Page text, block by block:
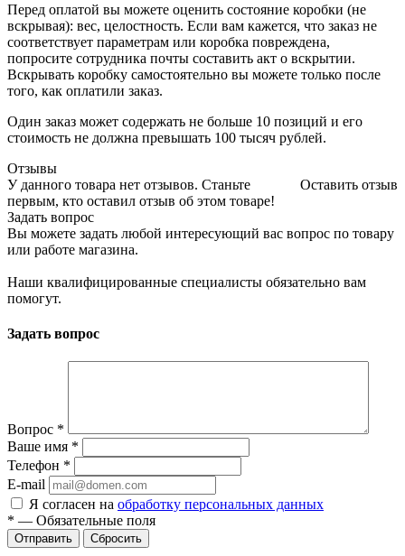
Перед оплатой вы можете оценить состояние коробки (не
вскрывая): вес, целостность. Если вам кажется, что заказ не
соответствует параметрам или коробка повреждена,
попросите сотрудника почты составить акт о вскрытии.
Вскрывать коробку самостоятельно вы можете только после
того, как оплатили заказ.
Один заказ может содержать не больше 10 позиций и его
стоимость не должна превышать 100 тысяч рублей.
Отзывы
Оставить отзыв
У данного товара нет отзывов. Станьте
первым, кто оставил отзыв об этом товаре!
Задать вопрос
Вы можете задать любой интересующий вас вопрос по товару
или работе магазина.
Наши квалифицированные специалисты обязательно вам
помогут.
Задать вопрос
Вопрос *
Ваше имя *
Телефон *
E-mail
Я согласен на обработку персональных данных
* — Обязательные поля
Отправить Сбросить